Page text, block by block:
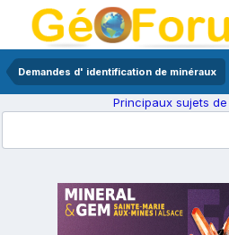
Demandes d' identification de minéraux
Principaux sujets